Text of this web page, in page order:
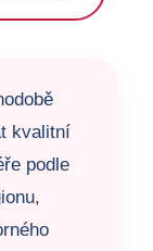
kvalitní
podle